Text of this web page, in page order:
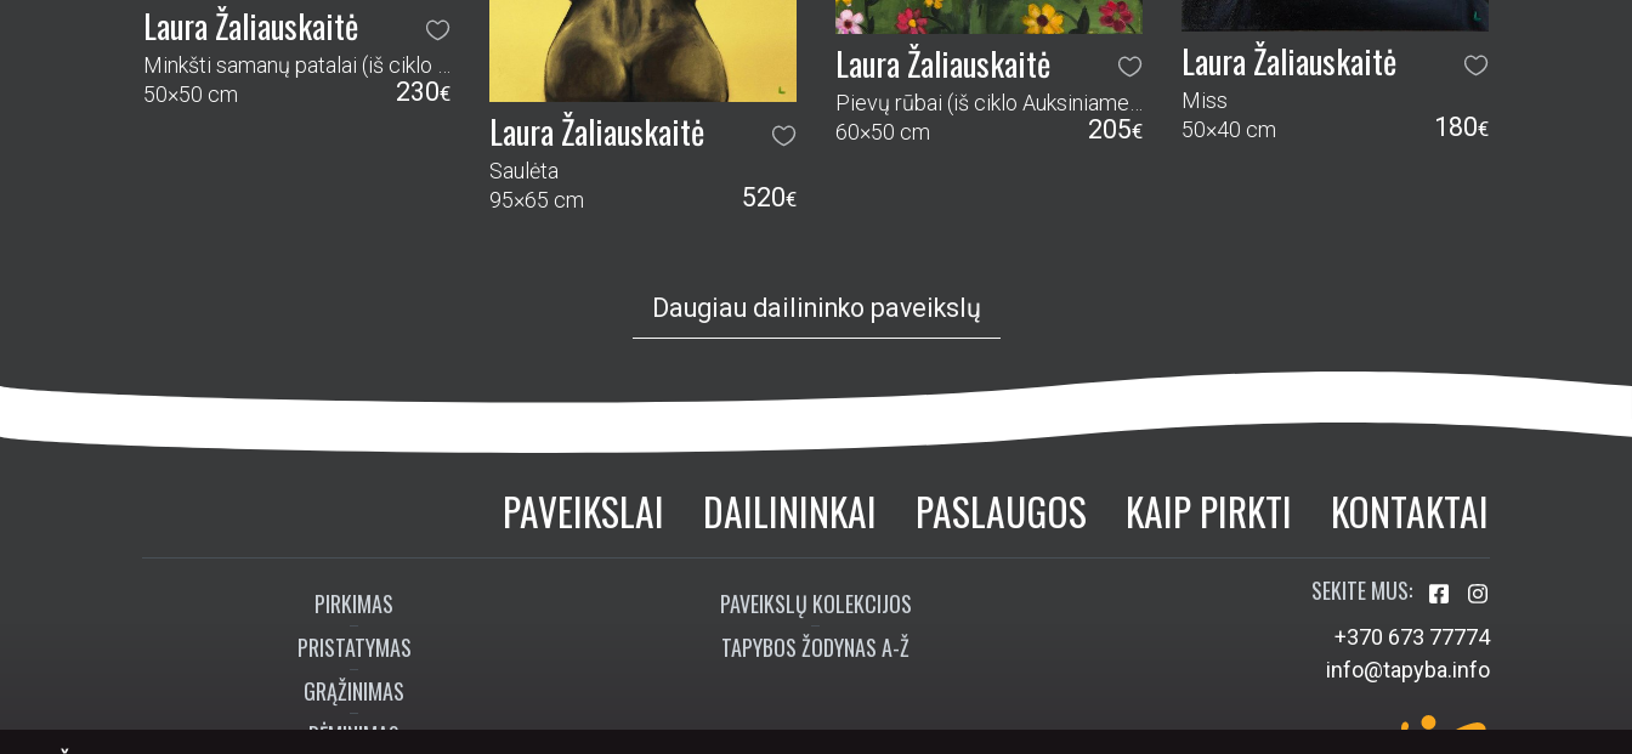
Laura Žaliauskaitė
Saulėta
95×65 cm
520€
Laura Žaliauskaitė
60×50 cm
205€
Laura Žaliauskaitė
Miss
50×40 cm
180€
Laura Žaliauskaitė
50×50 cm
230€
Daugiau dailininko paveikslų
PAVEIKSLAI DAILININKAI PASLAUGOS KAIP PIRKTI KONTAKTAI
PIRKIMAS
PRISTATYMAS
GRĄŽINIMAS
RĖMINIMAS
PAVEIKSLŲ KOLEKCIJOS
TAPYBOS ŽODYNAS A-Ž
SEKITE MUS:
+370 673 77774
info@tapyba.info